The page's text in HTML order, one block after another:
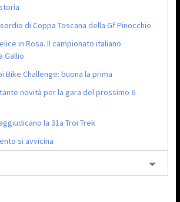
di Coppa Toscana della Gf Pinocchio
in Rosa. Il campionato italiano
Gallio
Bike Challenge: buona la prima
novità per la gara del prossimo 6
la 31a Troi Trek
si avvicina